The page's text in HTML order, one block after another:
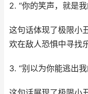
2. “你的笑声，就是
这句话体现了极限小
欢在敌人恐惧中寻找
3. “别以为你能逃出